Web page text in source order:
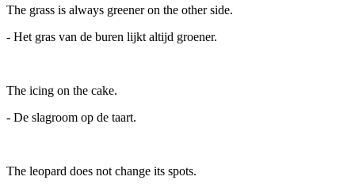
The grass is always greener on the other side.
- Het gras van de buren lijkt altijd groener.
The icing on the cake.
- De slagroom op de taart.
The leopard does not change its spots.